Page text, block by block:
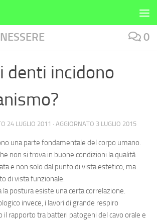
0
denti incidono
24 LUGLIO 2011 · AGGIORNATO 3 LUGLIO 2015
una parte fondamentale del corpo umano.
non si trova in buone condizioni la qualità
e non solo dal punto di vista estetico, ma
di vista funzionale.
la postura esiste una certa correlazione.
invece, i lavori di grande respiro
il rapporto tra batteri patogeni del cavo orale e